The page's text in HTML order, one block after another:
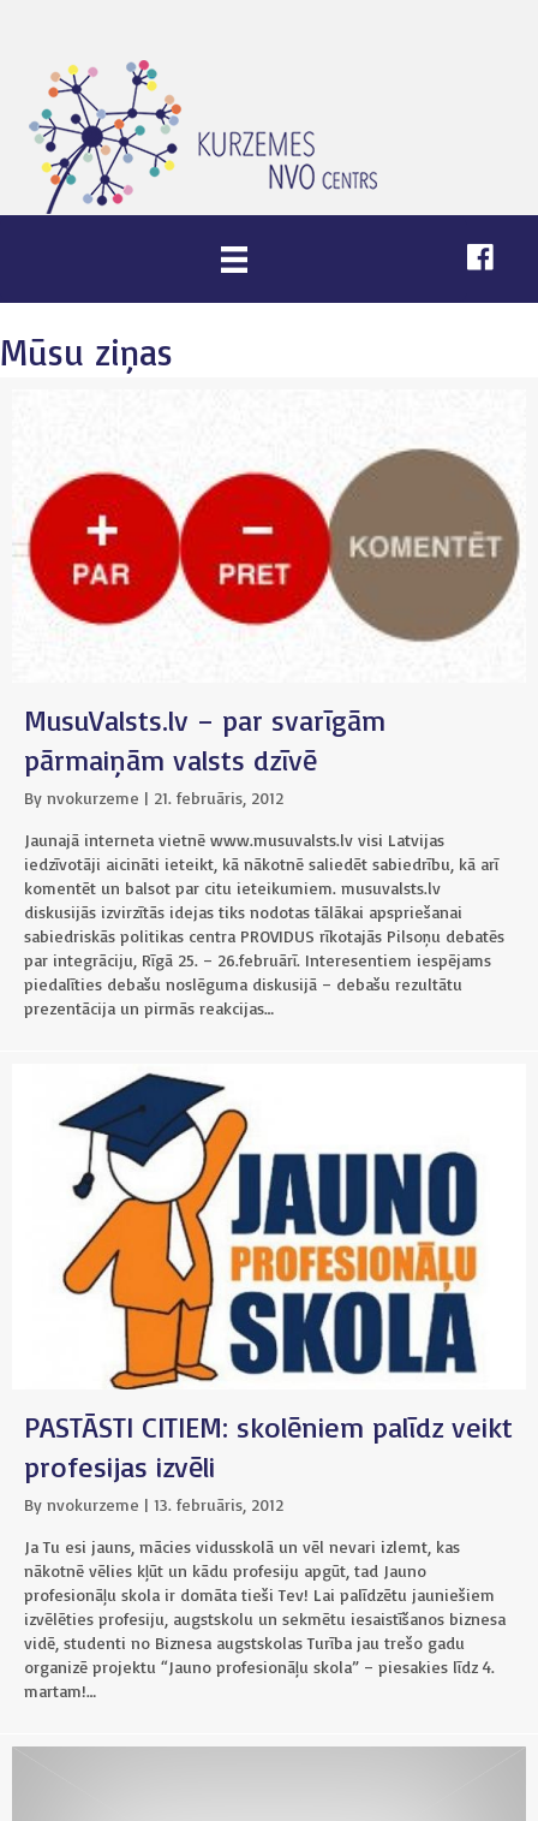
Mūsu ziņas
MusuValsts.lv – par svarīgām
pārmaiņām valsts dzīvē
By nvokurzeme | 21. februāris, 2012
Jaunajā interneta vietnē www.musuvalsts.lv visi Latvijas
iedzīvotāji aicināti ieteikt, kā nākotnē saliedēt sabiedrību, kā arī
komentēt un balsot par citu ieteikumiem. musuvalsts.lv
diskusijās izvirzītās idejas tiks nodotas tālākai apspriešanai
sabiedriskās politikas centra PROVIDUS rīkotajās Pilsoņu debatēs
par integrāciju, Rīgā 25. – 26.februārī. Interesentiem iespējams
piedalīties debašu noslēguma diskusijā – debašu rezultātu
prezentācija un pirmās reakcijas…
PASTĀSTI CITIEM: skolēniem palīdz veikt
profesijas izvēli
By nvokurzeme | 13. februāris, 2012
Ja Tu esi jauns, mācies vidusskolā un vēl nevari izlemt, kas
nākotnē vēlies kļūt un kādu profesiju apgūt, tad Jauno
profesionāļu skola ir domāta tieši Tev! Lai palīdzētu jauniešiem
izvēlēties profesiju, augstskolu un sekmētu iesaistīšanos biznesa
vidē, studenti no Biznesa augstskolas Turība jau trešo gadu
organizē projektu “Jauno profesionāļu skola” – piesakies līdz 4.
martam!…